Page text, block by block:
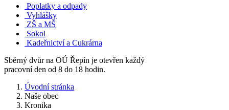
Poplatky a odpady
Vyhlášky
ZŠ a MŠ
Sokol
Kadeřnictví a Cukrárna
Sběrný dvůr na OÚ Řepín je otevřen každý
pracovní den od 8 do 18 hodin.
Úvodní stránka
Naše obec
Kronika